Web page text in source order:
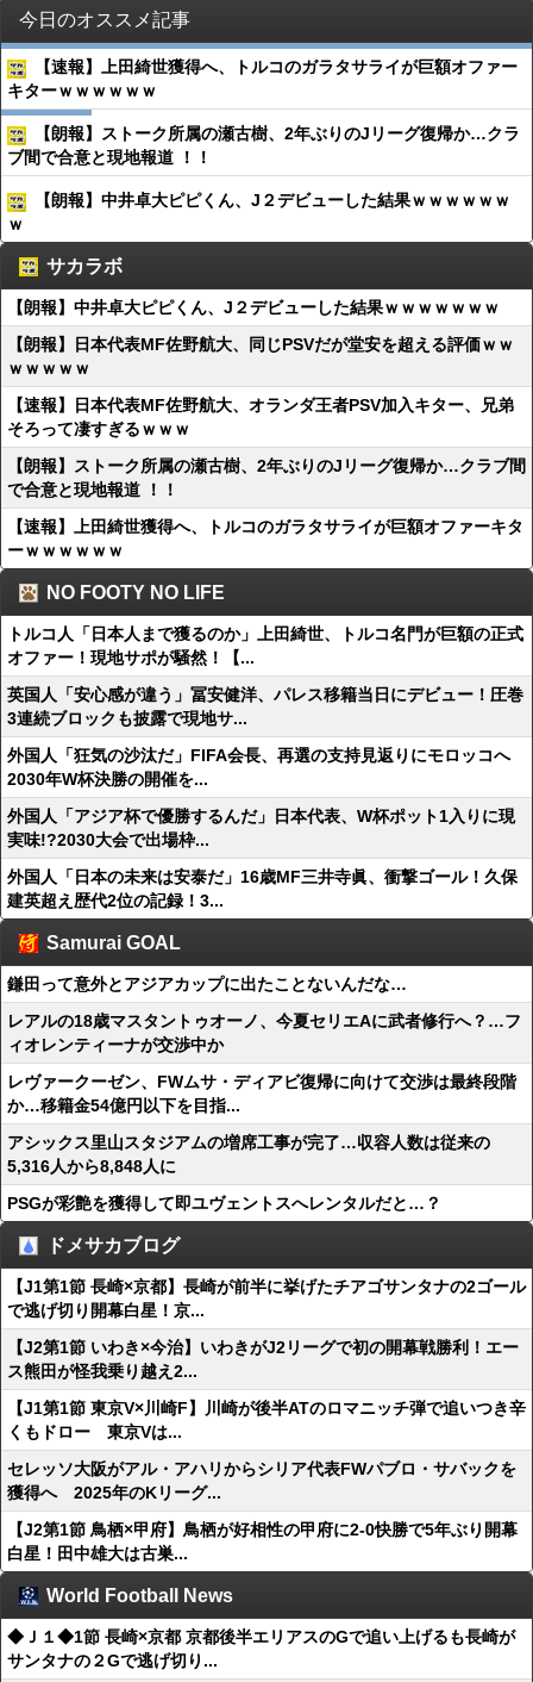
今日のオススメ記事
【速報】上田綺世獲得へ、トルコのガラタサライが巨額オファー
キターｗｗｗｗｗｗ
【朗報】ストーク所属の瀬古樹、2年ぶりのJリーグ復帰か…クラ
ブ間で合意と現地報道 ！！
【朗報】中井卓大ピピくん、J２デビューした結果ｗｗｗｗｗｗ
ｗ
サカラボ
【朗報】中井卓大ピピくん、J２デビューした結果ｗｗｗｗｗｗｗ
【朗報】日本代表MF佐野航大、同じPSVだが堂安を超える評価ｗｗ
ｗｗｗｗｗ
【速報】日本代表MF佐野航大、オランダ王者PSV加入キター、兄弟
そろって凄すぎるｗｗｗ
【朗報】ストーク所属の瀬古樹、2年ぶりのJリーグ復帰か…クラブ間
で合意と現地報道 ！！
【速報】上田綺世獲得へ、トルコのガラタサライが巨額オファーキタ
ーｗｗｗｗｗｗ
NO FOOTY NO LIFE
トルコ人「日本人まで獲るのか」上田綺世、トルコ名門が巨額の正式
オファー！現地サポが騒然！【...
英国人「安心感が違う」冨安健洋、パレス移籍当日にデビュー！圧巻
3連続ブロックも披露で現地サ...
外国人「狂気の沙汰だ」FIFA会長、再選の支持見返りにモロッコへ
2030年W杯決勝の開催を...
外国人「アジア杯で優勝するんだ」日本代表、W杯ポット1入りに現
実味!?2030大会で出場枠...
外国人「日本の未来は安泰だ」16歳MF三井寺眞、衝撃ゴール！久保
建英超え歴代2位の記録！3...
Samurai GOAL
鎌田って意外とアジアカップに出たことないんだな…
レアルの18歳マスタントゥオーノ、今夏セリエAに武者修行へ？…フ
ィオレンティーナが交渉中か
レヴァークーゼン、FWムサ・ディアビ復帰に向けて交渉は最終段階
か…移籍金54億円以下を目指...
アシックス里山スタジアムの増席工事が完了…収容人数は従来の
5,316人から8,848人に
PSGが彩艶を獲得して即ユヴェントスへレンタルだと…？
ドメサカブログ
【J1第1節 長崎×京都】長崎が前半に挙げたチアゴサンタナの2ゴール
で逃げ切り開幕白星！京...
【J2第1節 いわき×今治】いわきがJ2リーグで初の開幕戦勝利！エー
ス熊田が怪我乗り越え2...
【J1第1節 東京V×川崎F】川崎が後半ATのロマニッチ弾で追いつき辛
くもドロー 東京Vは...
セレッソ大阪がアル・アハリからシリア代表FWパブロ・サバックを
獲得へ 2025年のKリーグ...
【J2第1節 鳥栖×甲府】鳥栖が好相性の甲府に2-0快勝で5年ぶり開幕
白星！田中雄大は古巣...
World Football News
◆Ｊ１◆1節 長崎×京都 京都後半エリアスのGで追い上げるも長崎が
サンタナの２Gで逃げ切り...